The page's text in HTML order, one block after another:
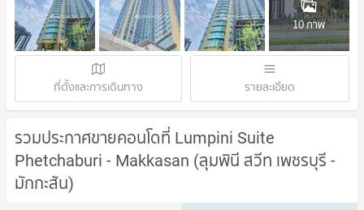
10 ภาพ
ที่ตั้งและการเดินทาง รายละเอียด
รวมประกาศขายคอนโดที่ Lumpini Suite
Phetchaburi - Makkasan (ลุมพินี สวีท เพชรบุรี -
มักกะสัน)